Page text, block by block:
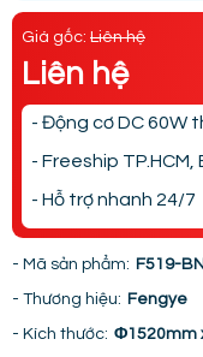
Giá gốc: Liên hệ
Liên hệ
- Động cơ DC 60W
- Freeship TP.HCM,
- Hỗ trợ nhanh 24/7
- Mã sản phẩm: F519-
- Thương hiệu: Fengye
- Kích thước: Φ1520mm